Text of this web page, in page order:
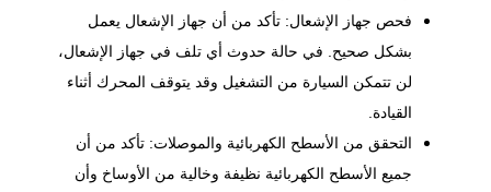
فحص جهاز الإشعال: تأكد من أن جهاز الإشعال يعمل
بشكل صحيح. في حالة حدوث أي تلف في جهاز الإشعال،
لن تتمكن السيارة من التشغيل وقد يتوقف المحرك أثناء
القيادة.
التحقق من الأسطح الكهربائية والموصلات: تأكد من أن
جميع الأسطح الكهربائية نظيفة وخالية من الأوساخ وأن